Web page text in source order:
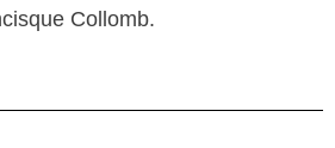
Collomb.